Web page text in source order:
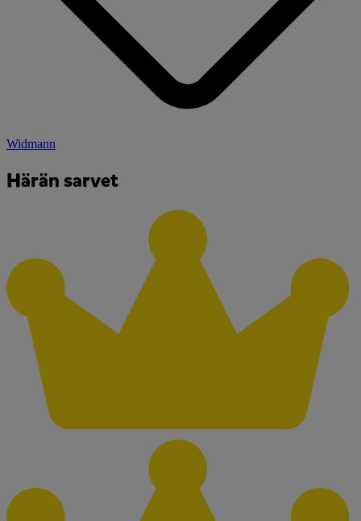
Widmann
Härän sarvet